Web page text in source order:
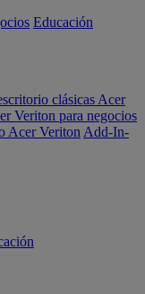
Educación
clásicas Acer
Veriton para negocios
Acer Veriton Add-In-